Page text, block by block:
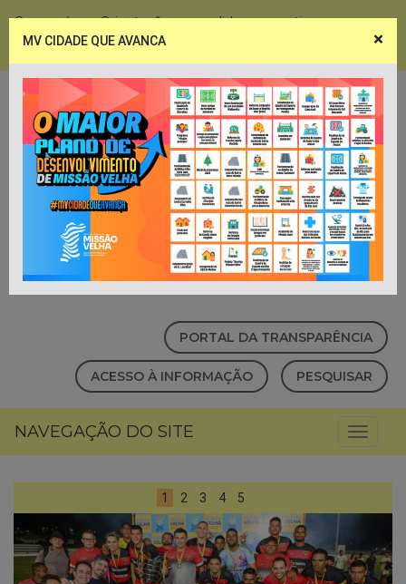
Coronavírus - Orientações e medidas preventivas
PORTAL DA TRANSPARÊNCIA
ACESSO À INFORMAÇÃO PESQUISAR
NAVEGAÇÃO DO SITE
1 2 3 4 5
×
MV CIDADE QUE AVANCA